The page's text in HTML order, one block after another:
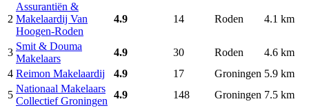
2
Assurantiën &
Makelaardij Van
Hoogen-Roden
4.9 14 Roden 4.1 km
3
Smit & Douma
Makelaars
4.9 30 Roden
4.6 km
4 Reimon Makelaardij 4.9 17 Groningen 5.9 km
5
Nationaal Makelaars
Collectief Groningen
4.9 148 Groningen 7.5 km